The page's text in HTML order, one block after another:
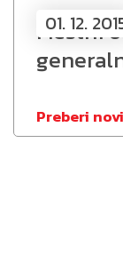
01. 12.
Mestni
Preberi